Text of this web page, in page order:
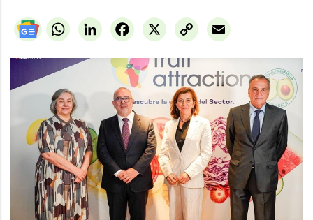
WhatsAppLinkedIn X
Facebook
Copy
Link
Email